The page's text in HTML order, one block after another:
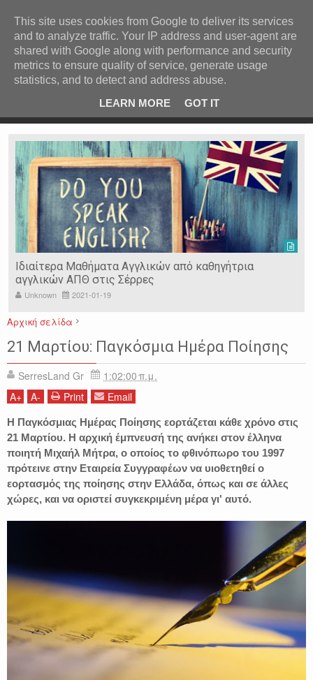
Ιερόσυλοι έκλεψαν τάματα από Ιερό Ναό στις Σέρρες
Ιδιαίτερα Μαθήματα Αγγλικών από καθηγήτρια
αγγλικών ΑΠΘ στις Σέρρες
Unknown 2021-01-19
Αρχική σελίδα
21 ΜΑΡΤΙΟΥ
ΠΑΓΚΟΣΜΙΑ ΗΜΕΡΑ ΠΟΙΗΣΗ International Days
21 Μαρτίου: Παγκόσμια Ημέρα Ποίησης
SerresLand Gr
1:02:00 π.μ.
A+ A- Print Email
Η Παγκόσμιας Ημέρας Ποίησης εορτάζεται κάθε χρόνο στις
21 Μαρτίου. Η αρχική έμπνευσή της ανήκει στον έλληνα
ποιητή Μιχαήλ Μήτρα, ο οποίος το φθινόπωρο του 1997
πρότεινε στην Εταιρεία Συγγραφέων να υιοθετηθεί ο
εορτασμός της ποίησης στην Ελλάδα, όπως και σε άλλες
χώρες, και να οριστεί συγκεκριμένη μέρα γι' αυτό.
ΚΕΝΤΡΙΚΗ ΑΝΑ ΚΑΤΗΓΟΡΙΑ
ΕΙΔΗΣΕΙΣ ΑΝΑ ΠΕΡΙΟΧΗ
ΠΡΟΣΦΑΤΑ ΝΕΑ
Ν. ΣΕΡΡΩΝ Η ΓΗ ΜΑΣ
ΤΥΧΑΙΕΣ ΑΝΑΡΤΗΣΕΙΣ/ΑΡΘΡΑ
Serres Racing Circuit
Panserraikos FC
Ikaroi B.C.
This site uses cookies from Google to deliver its services
and to analyze traffic. Your IP address and user-agent are
shared with Google along with performance and security
metrics to ensure quality of service, generate usage
statistics, and to detect and address abuse.
LEARN MORE
GOT IT